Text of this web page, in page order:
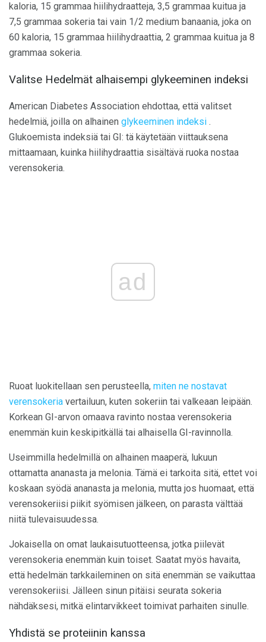
kaloria, 15 grammaa hiilihydraatteja, 3,5 grammaa kuitua ja
7,5 grammaa sokeria tai vain 1/2 medium banaania, joka on
60 kaloria, 15 grammaa hiilihydraattia, 2 grammaa kuitua ja 8
grammaa sokeria.
Valitse Hedelmät alhaisempi glykeeminen indeksi
American Diabetes Association ehdottaa, että valitset
hedelmiä, joilla on alhainen glykeeminen indeksi .
Glukoemista indeksiä tai GI: tä käytetään viittauksena
mittaamaan, kuinka hiilihydraattia sisältävä ruoka nostaa
verensokeria.
ad
Ruoat luokitellaan sen perusteella, miten ne nostavat
verensokeria vertailuun, kuten sokeriin tai valkeaan leipään.
Korkean GI-arvon omaava ravinto nostaa verensokeria
enemmän kuin keskipitkällä tai alhaisella GI-ravinnolla.
Useimmilla hedelmillä on alhainen maaperä, lukuun
ottamatta ananasta ja melonia. Tämä ei tarkoita sitä, ettet voi
koskaan syödä ananasta ja melonia, mutta jos huomaat, että
verensokeriisi piikit syömisen jälkeen, on parasta välttää
niitä tulevaisuudessa.
Jokaisella on omat laukaisutuotteensa, jotka piilevät
verensokeria enemmän kuin toiset. Saatat myös havaita,
että hedelmän tarkkaileminen on sitä enemmän se vaikuttaa
verensokeriisi. Jälleen sinun pitäisi seurata sokeria
nähdäksesi, mitkä elintarvikkeet toimivat parhaiten sinulle.
Yhdistä se proteiinin kanssa